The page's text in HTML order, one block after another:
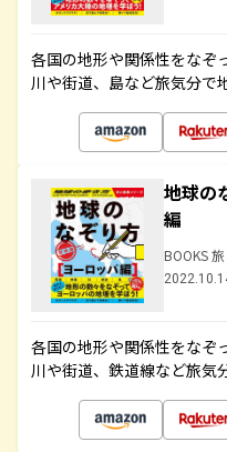
各国の地形や関係性をなぞ
川や街道、島など旅気分で
地球
編
BOOKS
各国の地形や関係性をなぞ
川や街道、鉄道線など旅気